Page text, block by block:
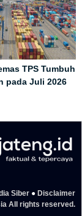
TPS Tumbuh
pada Juli 2026
Siber ● Disclaimer
All rights reserved.